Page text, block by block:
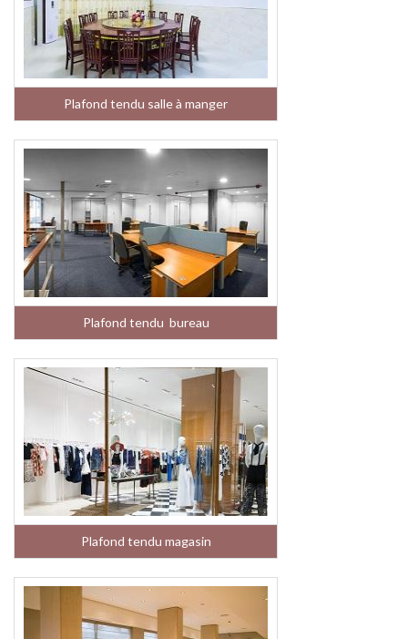
Plafond tendu salle à manger
Plafond tendu bureau
Plafond tendu magasin